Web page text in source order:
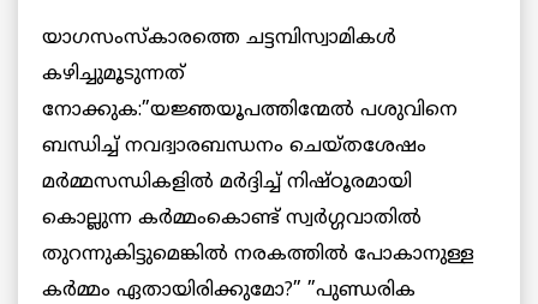
യാഗസംസ്‌കാരത്തെ ചട്ടമ്പിസ്വാമികള്‍
കഴിച്ചുമൂടുന്നത്
നോക്കുക:”യജ്ഞയൂപത്തിന്മേല്‍ പശുവിനെ
ബന്ധിച്ച് നവദ്വാരബന്ധനം ചെയ്തശേഷം
മര്‍മ്മസന്ധികളില്‍ മര്‍ദ്ദിച്ച് നിഷ്ഠൂരമായി
കൊല്ലുന്ന കര്‍മ്മംകൊണ്ട് സ്വര്‍ഗ്ഗവാതില്‍
തുറന്നുകിട്ടുമെങ്കില്‍ നരകത്തില്‍ പോകാനുള്ള
കര്‍മ്മം ഏതായിരിക്കുമോ?” ”പുണ്ഡരിക